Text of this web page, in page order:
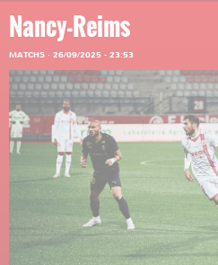
Nancy-Reims
MATCHS · 26/09/2025 - 23:53